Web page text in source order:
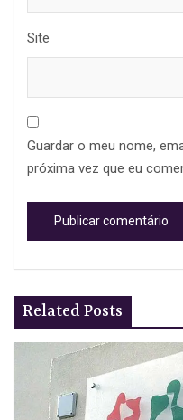
Site
Guardar o meu nome,
próxima vez que eu
Related Posts